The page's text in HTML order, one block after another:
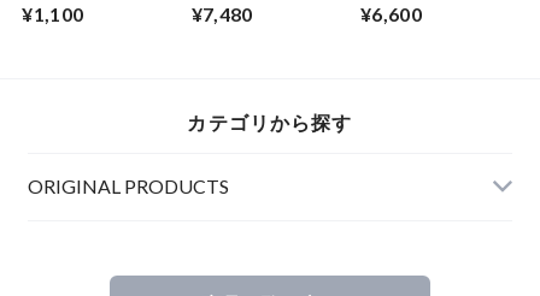
¥1,100 ¥7,480 ¥6,600
カテゴリから探す
ORIGINAL PRODUCTS